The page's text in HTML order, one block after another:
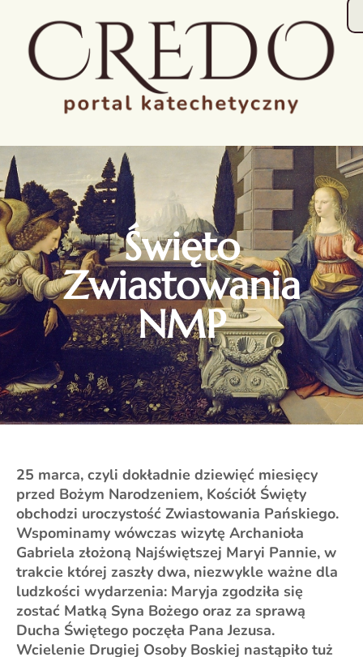
Święto
Zwiastowania
NMP
25 marca, czyli dokładnie dziewięć miesięcy
przed Bożym Narodzeniem, Kościół Święty
obchodzi uroczystość Zwiastowania Pańskiego.
Wspominamy wówczas wizytę Archanioła
Gabriela złożoną Najświętszej Maryi Pannie, w
trakcie której zaszły dwa, niezwykle ważne dla
ludzkości wydarzenia: Maryja zgodziła się
zostać Matką Syna Bożego oraz za sprawą
Ducha Świętego poczęła Pana Jezusa.
Wcielenie Drugiej Osoby Boskiej nastąpiło tuż